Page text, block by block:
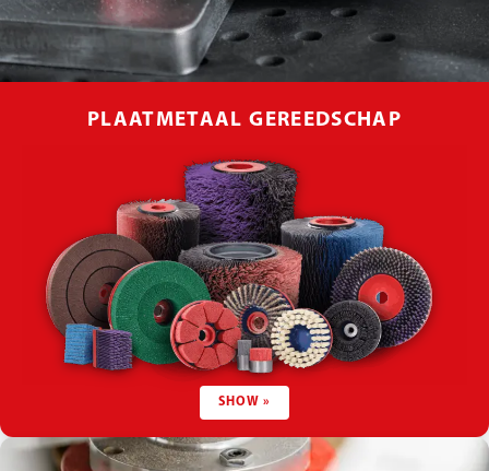
PLAATMETAAL GEREEDSCHAP
SHOW »